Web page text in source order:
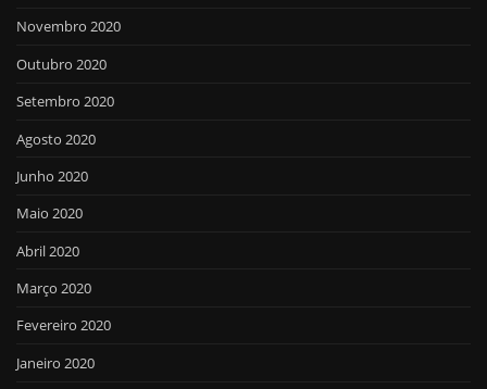
Novembro 2020
Outubro 2020
Setembro 2020
Agosto 2020
Junho 2020
Maio 2020
Abril 2020
Março 2020
Fevereiro 2020
Janeiro 2020